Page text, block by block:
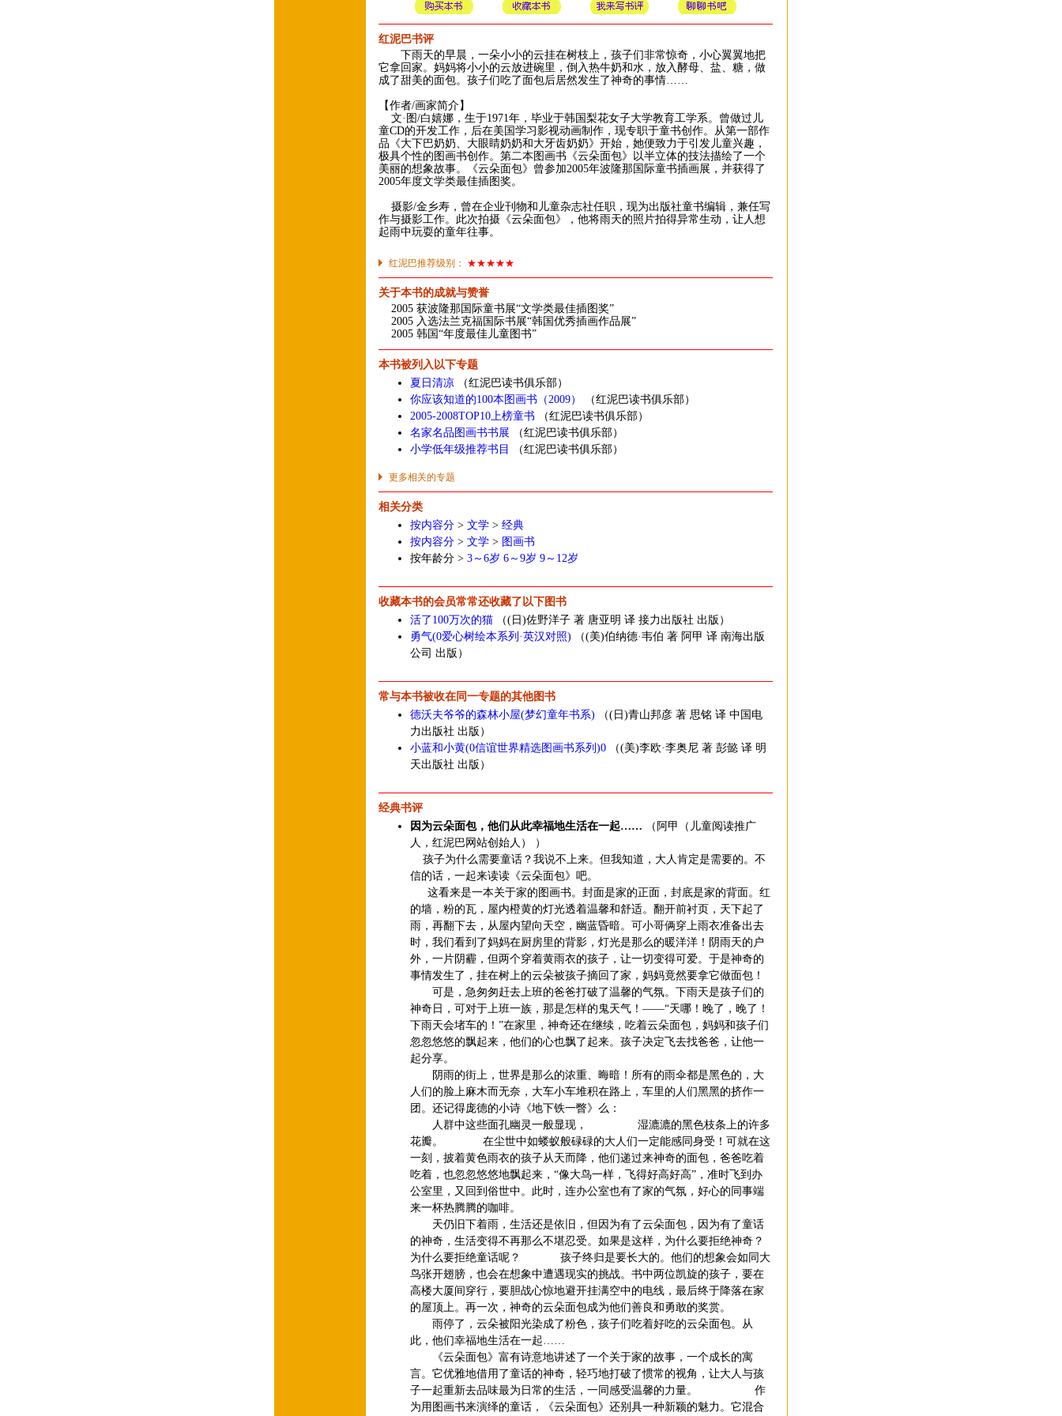
红泥巴书评
下雨天的早晨，一朵小小的云挂在树枝上，孩子们非常惊奇，小心翼翼地把
它拿回家。妈妈将小小的云放进碗里，倒入热牛奶和水，放入酵母、盐、糖，做
成了甜美的面包。孩子们吃了面包后居然发生了神奇的事情……
【作者/画家简介】
文·图/白嬉娜，生于1971年，毕业于韩国梨花女子大学教育工学系。曾做过儿
童CD的开发工作，后在美国学习影视动画制作，现专职于童书创作。从第一部作
品《大下巴奶奶、大眼睛奶奶和大牙齿奶奶》开始，她便致力于引发儿童兴趣，
极具个性的图画书创作。第二本图画书《云朵面包》以半立体的技法描绘了一个
美丽的想象故事。《云朵面包》曾参加2005年波隆那国际童书插画展，并获得了
2005年度文学类最佳插图奖。
摄影/金乡寿，曾在企业刊物和儿童杂志社任职，现为出版社童书编辑，兼任写
作与摄影工作。此次拍摄《云朵面包》，他将雨天的照片拍得异常生动，让人想
起雨中玩耍的童年往事。
红泥巴推荐级别： ★★★★★
关于本书的成就与赞誉
2005 获波隆那国际童书展“文学类最佳插图奖”
2005 入选法兰克福国际书展“韩国优秀插画作品展”
2005 韩国“年度最佳儿童图书”
本书被列入以下专题
夏日清凉 （红泥巴读书俱乐部）
你应该知道的100本图画书（2009）
（红泥巴读书俱乐部）
2005-2008TOP10上榜童书 （红泥巴读书俱乐部）
名家名品图画书书展 （红泥巴读书俱乐部）
小学低年级推荐书目
（红泥巴读书俱乐部）
更多相关的专题
相关分类
按内容分 > 文学 > 经典
按内容分 > 文学 > 图画书
按年龄分 > 3～6岁 6～9岁 9～12岁
收藏本书的会员常常还收藏了以下图书
活了100万次的猫 （(日)佐野洋子 著 唐亚明 译 接力出版社 出版）
勇气(0爱心树绘本系列·英汉对照) （(美)伯纳德·韦伯 著 阿甲 译 南海出版
公司 出版）
常与本书被收在同一专题的其他图书
德沃夫爷爷的森林小屋(梦幻童年书系) （(日)青山邦彦 著 思铭 译 中国电
力出版社 出版）
小蓝和小黄(0信谊世界精选图画书系列)0 （(美)李欧·李奥尼 著 彭懿 译 明
天出版社 出版）
经典书评
因为云朵面包，他们从此幸福地生活在一起…… （阿甲（儿童阅读推广
人，红泥巴网站创始人） ）
孩子为什么需要童话？我说不上来。但我知道，大人肯定是需要的。不
信的话，一起来读读《云朵面包》吧。
这看来是一本关于家的图画书。封面是家的正面，封底是家的背面。红
的墙，粉的瓦，屋内橙黄的灯光透着温馨和舒适。翻开前衬页，天下起了
雨，再翻下去，从屋内望向天空，幽蓝昏暗。可小哥俩穿上雨衣准备出去
时，我们看到了妈妈在厨房里的背影，灯光是那么的暖洋洋！阴雨天的户
外，一片阴霾，但两个穿着黄雨衣的孩子，让一切变得可爱。于是神奇的
事情发生了，挂在树上的云朵被孩子摘回了家，妈妈竟然要拿它做面包！
可是，急匆匆赶去上班的爸爸打破了温馨的气氛。下雨天是孩子们的
神奇日，可对于上班一族，那是怎样的鬼天气！——“天哪！晚了，晚了！
下雨天会堵车的！”在家里，神奇还在继续，吃着云朵面包，妈妈和孩子们
忽忽悠悠的飘起来，他们的心也飘了起来。孩子决定飞去找爸爸，让他一
起分享。
阴雨的街上，世界是那么的浓重、晦暗！所有的雨伞都是黑色的，大
人们的脸上麻木而无奈，大车小车堆积在路上，车里的人们黑黑的挤作一
团。还记得庞德的小诗《地下铁一瞥》么：
人群中这些面孔幽灵一般显现， 湿漉漉的黑色枝条上的许多
花瓣。 在尘世中如蝼蚁般碌碌的大人们一定能感同身受！可就在这
一刻，披着黄色雨衣的孩子从天而降，他们递过来神奇的面包，爸爸吃着
吃着，也忽忽悠悠地飘起来，“像大鸟一样，飞得好高好高”，准时飞到办
公室里，又回到俗世中。此时，连办公室也有了家的气氛，好心的同事端
来一杯热腾腾的咖啡。
天仍旧下着雨，生活还是依旧，但因为有了云朵面包，因为有了童话
的神奇，生活变得不再那么不堪忍受。如果是这样，为什么要拒绝神奇？
为什么要拒绝童话呢？ 孩子终归是要长大的。他们的想象会如同大
鸟张开翅膀，也会在想象中遭遇现实的挑战。书中两位凯旋的孩子，要在
高楼大厦间穿行，要胆战心惊地避开挂满空中的电线，最后终于降落在家
的屋顶上。再一次，神奇的云朵面包成为他们善良和勇敢的奖赏。
雨停了，云朵被阳光染成了粉色，孩子们吃着好吃的云朵面包。从
此，他们幸福地生活在一起……
《云朵面包》富有诗意地讲述了一个关于家的故事，一个成长的寓
言。它优雅地借用了童话的神奇，轻巧地打破了惯常的视角，让大人与孩
子一起重新去品味最为日常的生活，一同感受温馨的力量。 作
为用图画书来演绎的童话，《云朵面包》还别具一种新颖的魅力。它混合